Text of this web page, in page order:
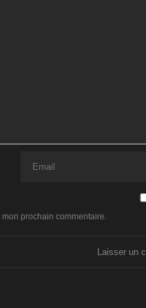
prochain commentaire.